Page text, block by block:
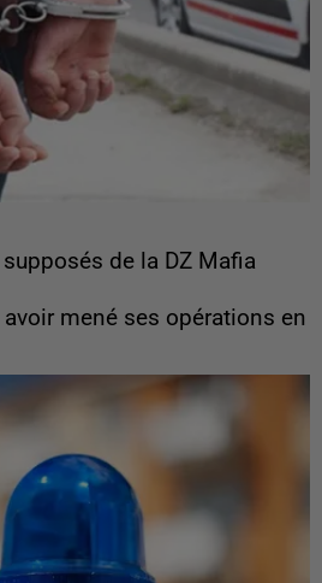
de la DZ Mafia
avoir mené ses opérations en